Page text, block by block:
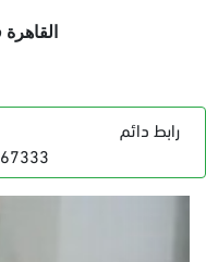
القاهرة في : 4
رابط دائم